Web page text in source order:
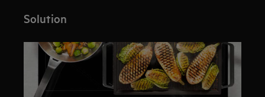
Solution